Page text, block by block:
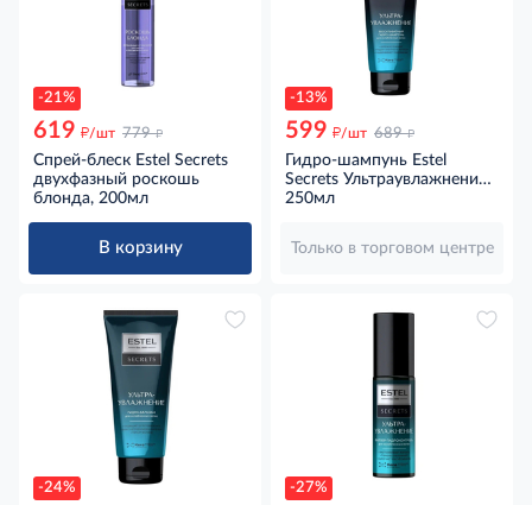
-21%
619 д/шт 779 д
Спрей-блеск Estel Secrets
двухфазный роскошь
блонда, 200мл
В корзину
-13%
599 д/шт 689 д
Гидро-шампунь Estel
Secrets Ультраувлажнение
бессульфатный для
250мл
Только в торговом центре
-24% -27%